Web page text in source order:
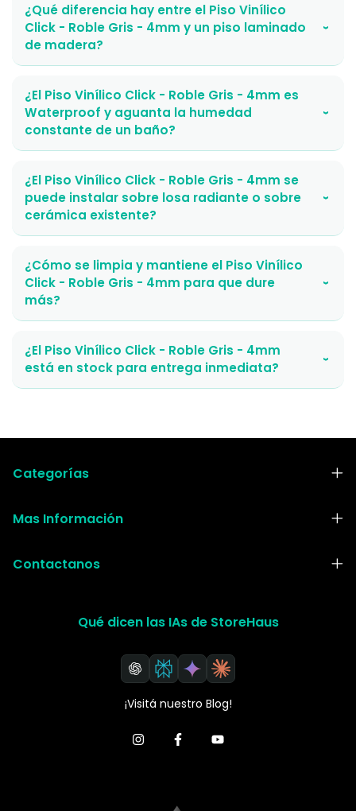
¿Qué diferencia hay entre el Piso Vinílico
Click - Roble Gris - 4mm y un piso laminado
de madera?
›
¿El Piso Vinílico Click - Roble Gris - 4mm es
Waterproof y aguanta la humedad
constante de un baño?
›
¿El Piso Vinílico Click - Roble Gris - 4mm se
puede instalar sobre losa radiante o sobre
cerámica existente?
›
¿Cómo se limpia y mantiene el Piso Vinílico
Click - Roble Gris - 4mm para que dure
más?
›
¿El Piso Vinílico Click - Roble Gris - 4mm
está en stock para entrega inmediata?
›
Categorías
Mas Información
Contactanos
Qué dicen las IAs de StoreHaus
¡Visitá nuestro Blog!